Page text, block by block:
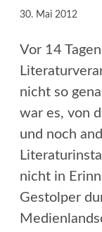
30. Mai 2012
Vor 14
nicht so
war es, von
und noch
nicht in
Gestolper